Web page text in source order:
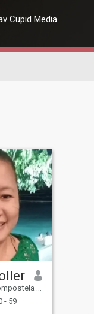
Cupid Media
Filippinene
- 59